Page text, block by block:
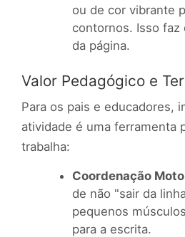
ou de cor vibrante
contornos. Isso faz
da página.
Valor Pedagógico e
Para os pais e educadores,
atividade é uma ferramenta
trabalha:
Coordenação
de não "sair da
pequenos
para a escrita.